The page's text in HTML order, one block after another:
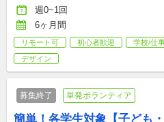
週0~1回
6ヶ月間
リモート可 初心者歓迎 学校/仕
デザイン
募集終了 単発ボランティア
簡単！各学生対象【子ども